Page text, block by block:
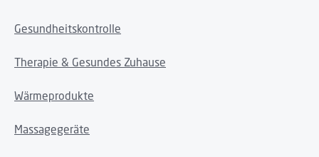
Gesundheitskontrolle
Therapie & Gesundes Zuhause
Wärmeprodukte
Massagegeräte